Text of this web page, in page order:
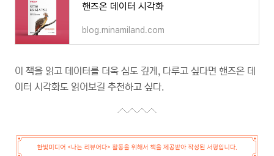
핸즈온 데이터 시각화
blog.minamiland.com
이 책을 읽고 데이터를 더욱 심도 깊게, 다루고 싶다면 핸즈온 데
이터 시각화도 읽어보길 추천하고 싶다.